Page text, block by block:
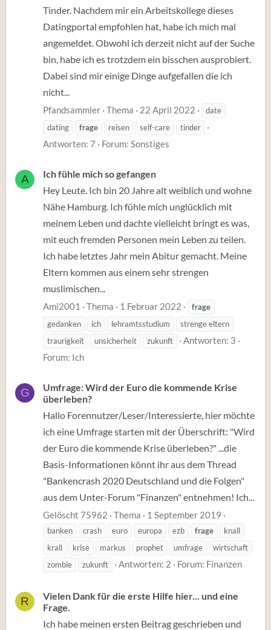
Tinder. Nachdem mir ein Arbeitskollege dieses
Datingportal empfohlen hat, habe ich mich mal
angemeldet. Obwohl ich derzeit nicht auf der Suche
bin, habe ich es trotzdem ein bisschen ausprobiert.
Dabei sind mir einige Dinge aufgefallen die ich
nicht...
Pfandsammler Thema 22 April 2022
date
dating
frage reisen self-care tinder
Antworten: 7 Forum: Sonstiges
A
Ich fühle mich so gefangen
Hey Leute. Ich bin 20 Jahre alt weiblich und wohne
Nähe Hamburg. Ich fühle mich unglücklich mit
meinem Leben und dachte vielleicht bringt es was,
mit euch fremden Personen mein Leben zu teilen.
Ich habe letztes Jahr mein Abitur gemacht. Meine
Eltern kommen aus einem sehr strengen
muslimischen...
Ami2001 Thema 1 Februar 2022
frage
gedanken
ich lehramtsstudium
strenge eltern
traurigkeit
unsicherheit zukunft
Antworten: 3
Forum: Ich
G
Umfrage: Wird der Euro die kommende Krise
überleben?
Hallo Forennutzer/Leser/Interessierte, hier möchte
ich eine Umfrage starten mit der Überschrift: "Wird
der Euro die kommende Krise überleben?" ...die
Basis-Informationen könnt ihr aus dem Thread
"Bankencrash 2020 Deutschland und die Folgen"
aus dem Unter-Forum "Finanzen" entnehmen! Ich...
Gelöscht 75962 Thema 1 September 2019
banken crash euro europa ezb frage
knall
krall
krise markus prophet umfrage
wirtschaft
zombie
zukunft Antworten: 2 Forum: Finanzen
R
Vielen Dank für die erste Hilfe hier... und eine
Frage.
Ich habe meinen ersten Beitrag geschrieben und